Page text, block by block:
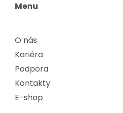
Menu
O nás
Kariéra
Podpora
Kontakty
E-shop